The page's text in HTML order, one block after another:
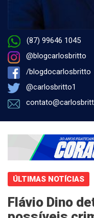
(87) 99646 1045
@blogcarlosbritto
/blogdocarlosbritto
@carlosbritto1
ÚLTIMAS NOTÍCIAS
Flávio Dino